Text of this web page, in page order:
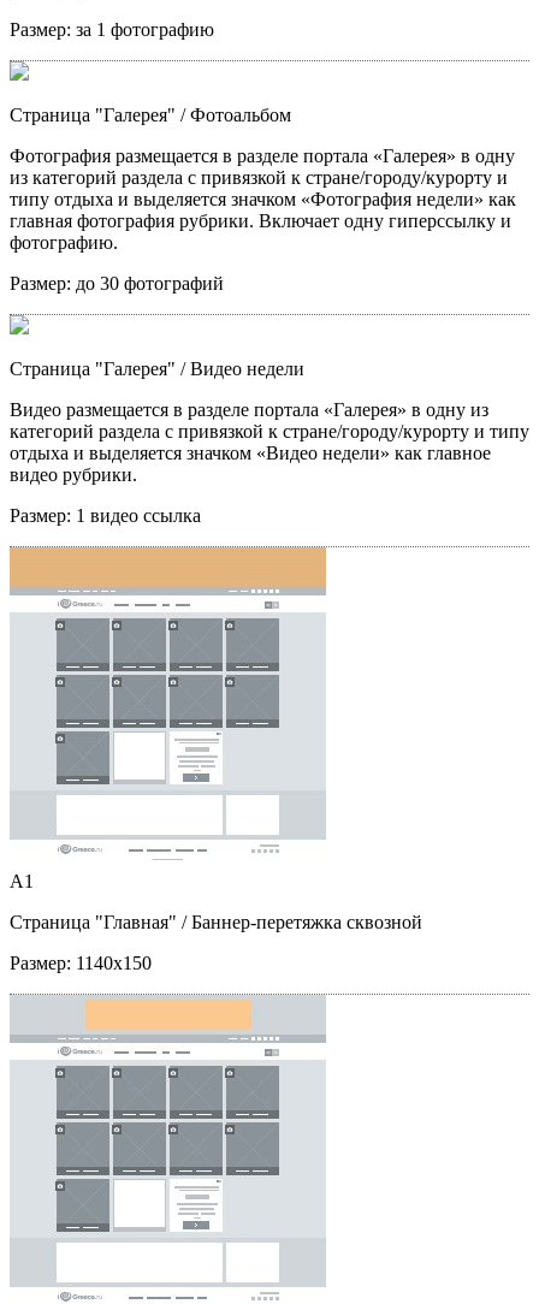
Размер: за 1 фотографию
Страница "Галерея" / Фотоальбом
Фотография размещается в разделе портала «Галерея» в одну
из категорий раздела с привязкой к стране/городу/курорту и
типу отдыха и выделяется значком «Фотография недели» как
главная фотография рубрики. Включает одну гиперссылку и
фотографию.
Размер: до 30 фотографий
Страница "Галерея" / Видео недели
Видео размещается в разделе портала «Галерея» в одну из
категорий раздела с привязкой к стране/городу/курорту и типу
отдыха и выделяется значком «Видео недели» как главное
видео рубрики.
Размер: 1 видео ссылка
A1
Страница "Главная" / Баннер-перетяжка сквозной
Размер: 1140x150